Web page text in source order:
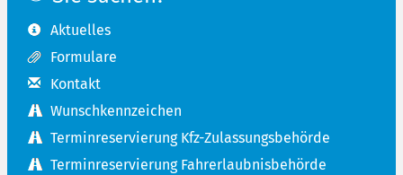
Aktuelles
Formulare
Kontakt
Wunschkennzeichen
Terminreservierung Kfz-Zulassungsbehörde
Terminreservierung Fahrerlaubnisbehörde